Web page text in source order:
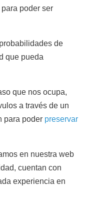
poder ser
de
que pueda
que nos ocupa,
a través de un
para poder preservar
en nuestra web
cuentan con
experiencia en